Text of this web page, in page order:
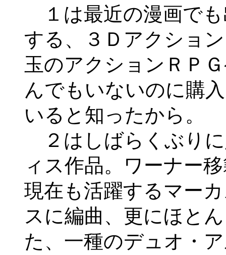
１は最近の漫画で
する、３Ｄアクショ
玉のアクションＲＰ
んでもいないのに購
いると知ったから。
２はしばらくぶり
ィス作品。ワーナー
現在も活躍するマー
スに編曲、更にほと
た、一種のデュオ・